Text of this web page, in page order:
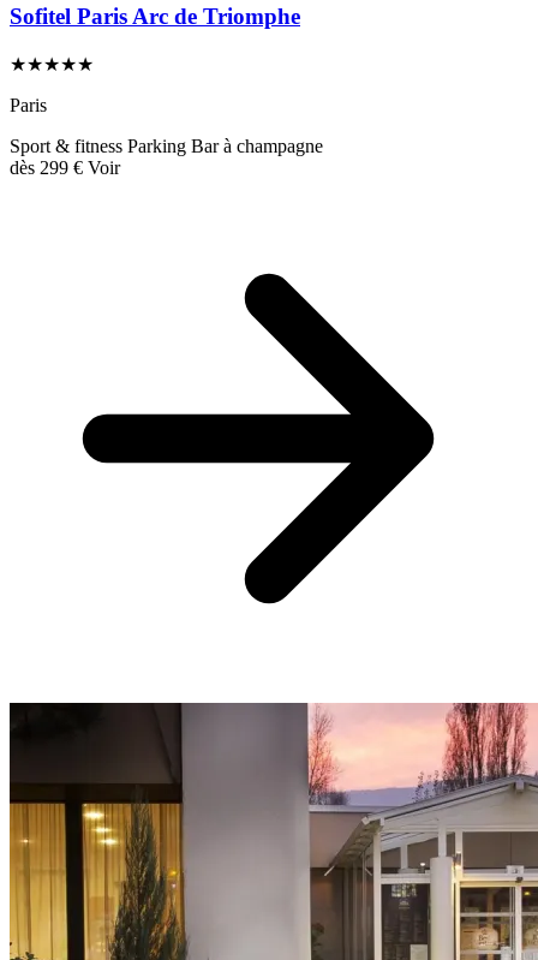
Sofitel Paris Arc de Triomphe
★★★★★
Paris
Sport & fitness Parking Bar à champagne
dès 299 € Voir